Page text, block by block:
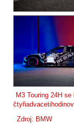
M3 Touring 24H
Zdroj: BMW